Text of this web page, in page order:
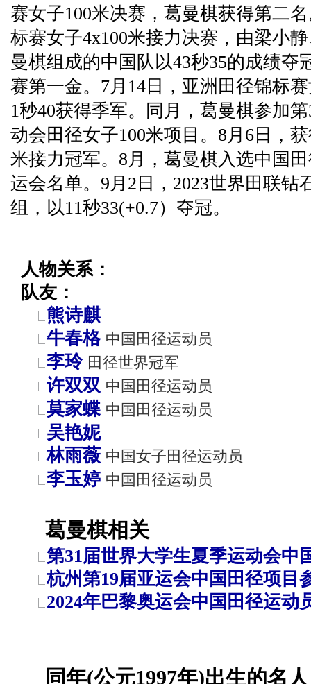
赛女子100米决赛，葛曼棋获得第二
标赛女子4x100米接力决赛，由梁小
曼棋组成的中国队以43秒35的成绩夺
赛第一金。7月14日，亚洲田径锦标
1秒40获得季军。同月，葛曼棋参加
动会田径女子100米项目。8月6日，
米接力冠军。8月，葛曼棋入选中国
运会名单。9月2日，2023世界田联钻
组，以11秒33(+0.7）夺冠。
人物关系：
队友：
熊诗麒
牛春格 中国田径运动员
李玲 田径世界冠军
许双双 中国田径运动员
莫家蝶 中国田径运动员
吴艳妮
林雨薇 中国女子田径运动员
李玉婷 中国田径运动员
葛曼棋相关
第31届世界大学生夏季运动会中
杭州第19届亚运会中国田径项目
2024年巴黎奥运会中国田径运动
同年(公元1997年)出生的名